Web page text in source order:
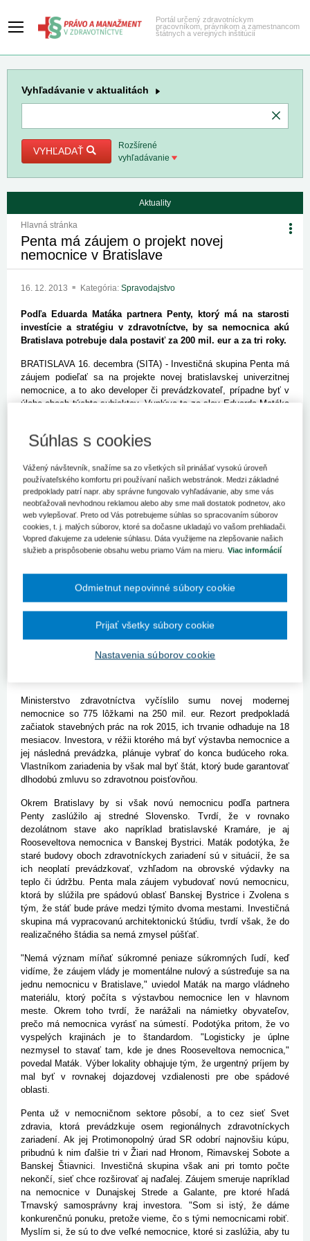
Portál určený zdravotníckym
pracovníkom, právnikom a zamestnancom
štátnych a verejných inštitúcií
Vyhľadávanie v aktualitách
VYHĽADAŤ
Rozšírené
vyhľadávanie
Aktuality
Hlavná stránka
Penta má záujem o projekt novej
nemocnice v Bratislave
16. 12. 2013 Kategória: Spravodajstvo
Podľa Eduarda Matáka partnera Penty, ktorý má na starosti
investície a stratégiu v zdravotníctve, by sa nemocnica akú
Bratislava potrebuje dala postaviť za 200 mil. eur a za tri roky.
BRATISLAVA 16. decembra (SITA) - Investičná skupina Penta má
záujem podieľať sa na projekte novej bratislavskej univerzitnej
nemocnice, a to ako developer či prevádzkovateľ, prípadne byť v
úlohe oboch týchto subjektov. Vyplýva to zo slov Eduarda Matáka
ktoré vyrastie vďaka verejno-súkromnému partnerstvu tzv. PPP
zároveň považuje za nevyhnutné, aby hlavné mesto dostalo novú
budovu nemocnice, keďže tie súčasné sú v zlom technickom
stave.
Maták očakáva, že o projekt prejavia záujem aj zahraničné firmy.
Ako pripomína, v západnej Európe vzniklo za posledné štyri roky
približne desať nemocníc formou PPP projektu. Zdravotnícke
so štátom, možno nájsť vo Veľkej Británii, Španielsku, Švédsku či
Taliansku. Obdobné tomu, čo by malo vyrásť v Bratislave, možno
akú potrebuje západná časť Bratislavy, aby nahradila súčasnú
kapacitu Kramárov a Mickiewiczovej (lôžka pre dospelých), sa dá
vo veľmi dobrom západoeurópskom štandarde na spôsob
Holandska postaviť za 200 mil. eur," povedal partner Penty.
Ministerstvo zdravotníctva vyčíslilo sumu novej modernej
nemocnice so 775 lôžkami na 250 mil. eur. Rezort predpokladá
začiatok stavebných prác na rok 2015, ich trvanie odhaduje na 18
mesiacov. Investora, v réžii ktorého má byť výstavba nemocnice a
jej následná prevádzka, plánuje vybrať do konca budúceho roka.
Vlastníkom zariadenia by však mal byť štát, ktorý bude garantovať
dlhodobú zmluvu so zdravotnou poisťovňou.
Okrem Bratislavy by si však novú nemocnicu podľa partnera
Penty zaslúžilo aj stredné Slovensko. Tvrdí, že v rovnako
dezolátnom stave ako napríklad bratislavské Kramáre, je aj
Rooseveltova nemocnica v Banskej Bystrici. Maták podotýka, že
staré budovy oboch zdravotníckych zariadení sú v situácií, že sa
ich neoplatí prevádzkovať, vzhľadom na obrovské výdavky na
teplo či údržbu. Penta mala záujem vybudovať novú nemocnicu,
ktorá by slúžila pre spádovú oblasť Banskej Bystrice i Zvolena s
tým, že stáť bude práve medzi týmito dvoma mestami. Investičná
skupina má vypracovanú architektonickú štúdiu, tvrdí však, že do
realizačného štádia sa nemá zmysel púšťať.
"Nemá význam míňať súkromné peniaze súkromných ľudí, keď
vidíme, že záujem vlády je momentálne nulový a sústreďuje sa na
jednu nemocnicu v Bratislave," uviedol Maták na margo vládneho
materiálu, ktorý počíta s výstavbou nemocnice len v hlavnom
meste. Okrem toho tvrdí, že narážali na námietky obyvateľov,
prečo má nemocnica vyrásť na súmestí. Podotýka pritom, že vo
vyspelých krajinách je to štandardom. "Logisticky je úplne
nezmysel to stavať tam, kde je dnes Rooseveltova nemocnica,"
povedal Maták. Výber lokality obhajuje tým, že urgentný príjem by
mal byť v rovnakej dojazdovej vzdialenosti pre obe spádové
oblasti.
Penta už v nemocničnom sektore pôsobí, a to cez sieť Svet
zdravia, ktorá prevádzkuje osem regionálnych zdravotníckych
zariadení. Ak jej Protimonopolný úrad SR odobrí najnovšiu kúpu,
pribudnú k nim ďalšie tri v Žiari nad Hronom, Rimavskej Sobote a
Banskej Štiavnici. Investičná skupina však ani pri tomto počte
nekončí, sieť chce rozširovať aj naďalej. Záujem smeruje napríklad
na nemocnice v Dunajskej Strede a Galante, pre ktoré hľadá
Trnavský samosprávny kraj investora. "Som si istý, že dáme
konkurenčnú ponuku, pretože vieme, čo s tými nemocnicami robiť.
Myslím si, že sú to dve veľké nemocnice, ktoré si zaslúžia, aby tu
Súhlas s cookies
Vážený návštevník, snažíme sa zo všetkých síl prinášať vysokú úroveň
používateľského komfortu pri používaní našich webstránok. Medzi základné
predpoklady patrí napr. aby správne fungovalo vyhľadávanie, aby sme vás
neobťažovali nevhodnou reklamou alebo aby sme mali dostatok podnetov, ako
web vylepšovať. Preto od Vás potrebujeme súhlas so spracovaním súborov
cookies, t. j. malých súborov, ktoré sa dočasne ukladajú vo vašom prehliadači.
Vopred ďakujeme za udelenie súhlasu. Dáta využijeme na zlepšovanie našich
služieb a prispôsobenie obsahu webu priamo Vám na mieru.
Viac informácií
Nastavenia súborov cookie
Odmietnut nepovinné súbory cookie
Prijať všetky súbory cookie